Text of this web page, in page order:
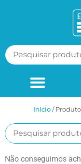
Início/
Não conseguimos